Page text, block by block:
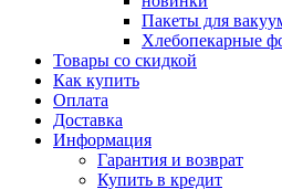
Пакеты для
Хлебопекарные
Товары со скидкой
Как купить
Оплата
Доставка
Информация
Гарантия и возврат
Купить в кредит